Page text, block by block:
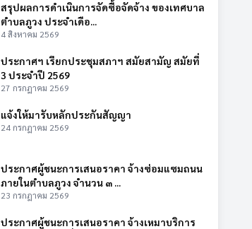
สรุปผลการดำเนินการจัดซื้อจัดจ้าง ของเทศบาล
ตำบลภูวง ประจำเดือ...
4 สิงหาคม 2569
ประกาศฯ เรียกประชุมสภาฯ สมัยสามัญ สมัยที่
3 ประจำปี 2569
27 กรกฎาคม 2569
แจ้งให้มารับหลักประกันสัญญา
24 กรกฎาคม 2569
ประกาศผู้ชนะการเสนอราคา จ้างซ่อมแซมถนน
ภายในตำบลภูวง จำนวน ๓ ...
23 กรกฎาคม 2569
ประกาศผู้ชนะการเสนอราคา จ้างเหมาบริการ